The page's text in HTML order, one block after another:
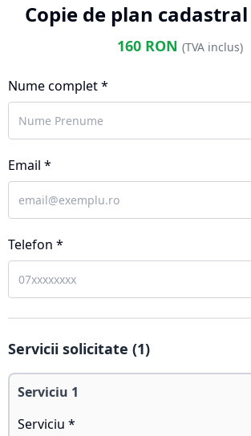
Copie de plan
160RON (TVA inclus)
Nume complet *
Email *
Telefon *
Servicii solicitate (1)
Serviciu 1
Serviciu *